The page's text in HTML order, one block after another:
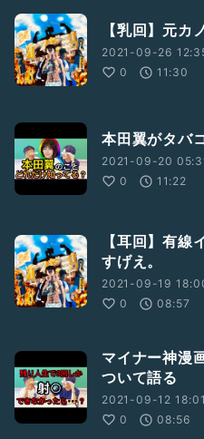
【乳回】元カ
2021-09-26
0
11:30
本田翼がタバ
2021-09-20
0
11:22
【耳回】有線
すげえ。
2021-09-19
0
08:57
マイナー神漫
ついて語る
2021-09-12
0
08:56